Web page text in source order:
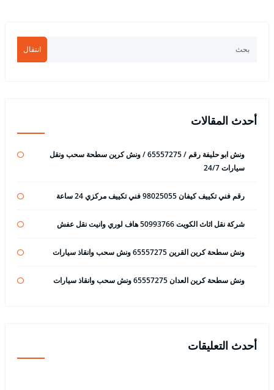
انتقال
أحدث المقالات
ونش ابو حليفة رقم / 65557275 / ونش كرين سطحة سحب ونقل
سيارات 24/7
رقم فني تكييف كيفان 98025055 فني تكييف مركزي 24 ساعة
شركة نقل اثاث الكويت 50993766 هاف لوري وانيت نقل عفش
ونش سطحة كرين القرين 65557275 ونش سحب وانقاذ سيارات
ونش سطحة كرين العدان 65557275 ونش سحب وانقاذ سيارات
أحدث التعليقات